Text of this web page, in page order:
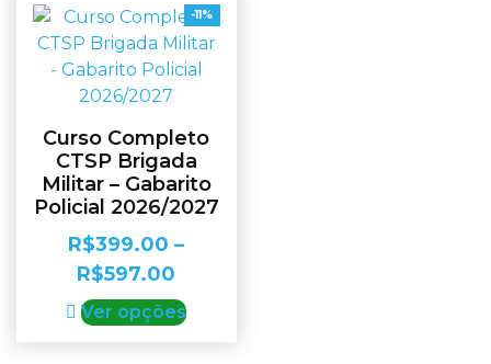
-11%
Curso Completo
CTSP Brigada
Militar – Gabarito
Policial 2026/2027
R$399.00 –
R$597.00
Ver opções